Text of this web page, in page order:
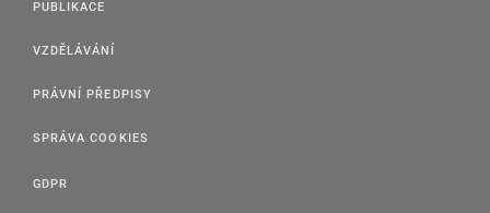
PUBLIKACE
VZDĚLÁVÁNÍ
PRÁVNÍ PŘEDPISY
SPRÁVA COOKIES
GDPR